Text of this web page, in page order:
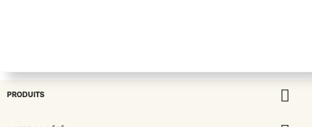
PRODUITS 